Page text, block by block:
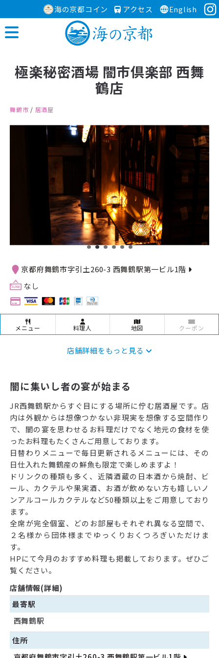
海の京都コイン アクセス English
極楽秘密酒場 闇市倶楽部 西舞
鶴店
舞鶴市 / 居酒屋
京都府舞鶴市字引土260-3 西舞鶴駅第一ビル1階
なし
メニュー 料理人 地図 クーポン
店舗詳細をもっと見る
闇に集いし者の宴が始まる
JR西舞鶴駅からすぐ目にする場所に佇む居酒屋です。店
内は外観からは想像つかない非現実を想像する空間作り
で、闇の宴を思わせるお料理だけでなく地元の食材を使
ったお料理もたくさんご用意しております。
日替わりメニューで毎日更新されるメニューには、その
日仕入れた舞鶴産の鮮魚も限定で楽しめますよ！
ドリンクの種類も多く、近隣酒蔵の日本酒から焼酎、ビ
ール、カクテルや果実酒、お酒が飲めない方も嬉しいノ
ンアルコールカクテルなど50種類以上をご用意しており
ます。
全席が完全個室、どのお部屋もそれぞれ異なる空間で、
２名様から団体様までゆっくりおくつろぎいただけま
す。
HPにて今月のおすすめ料理も掲載しております。ぜひご
覧ください。
店舗情報(詳細)
最寄駅
西舞鶴駅
住所